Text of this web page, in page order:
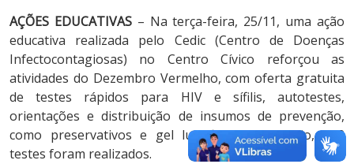
AÇÕES EDUCATIVAS– Na terça-feira, 25/11, uma ação
educativa realizada pelo Cedic (Centro de Doenças
Infectocontagiosas) no Centro Cívico reforçou as
atividades do Dezembro Vermelho, com oferta gratuita
de testes rápidos para HIV e sífilis, autotestes,
orientações e distribuição de insumos de prevenção,
como preservativos e gel lubrificante. Ao todo, 252
testes foram realizados.